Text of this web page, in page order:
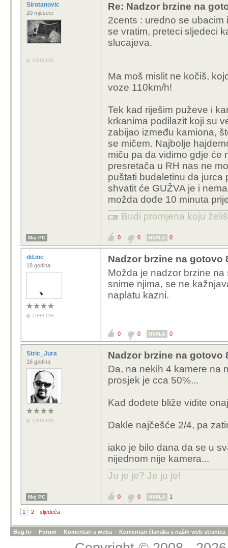
Sirotanovic
20 mjeseci
OFFLINE
Re: Nadzor brzine na
2cents : uredno se ubacim
se vratim, preteci sljedeci
slucajeva.
Ma moš mislit ne kočiš,
voze 110km/h!
Tek kad riješim puževe i
krkanima podilazit koji su
zabijao između kamiona,
se mičem. Najbolje
miču pa da vidimo gdje će
presretača u RH nas ne
puštati budaletinu da
shvatit će GUŽVA je i
možda dođe 10 minuta
Budi promjena koju
Moj PC 0 0 HVALA 0
dd.inc
18 godina
OFFLINE
Nadzor brzine na gotovo
Možda je nadzor brzine
snime njima, se ne
naplatu kazni.
0 0 HVALA 0
Stric_Jura
16 godina
OFFLINE
Nadzor brzine na gotovo
Da, na nekih 4 kamere na
prosjek je cca 50%...
Kad dođete bliže vidite
Dakle najčešće 2/4, pa
iako je bilo dana da se u
nijednom nije kamera...
Ju je je? Je ju je!
Moj PC 0 0 HVALA 1
1 2 sljedeća
Bug.hr » Forum » Komentari s weba » Komentari članaka s naših web stranica